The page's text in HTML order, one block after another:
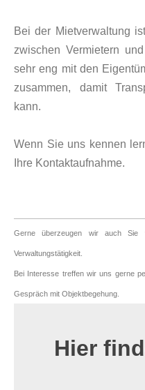
Bei der Mietverwaltung
zwischen Vermietern
sehr eng mit den
zusammen, damit
kann.
Wenn Sie uns kennen
Ihre Kontaktaufnahme.
Gerne überzeugen wir auch Sie
Verwaltungstätigkeit.
Bei Interesse treffen wir uns gerne
Gespräch mit Objektbegehung.
Hier